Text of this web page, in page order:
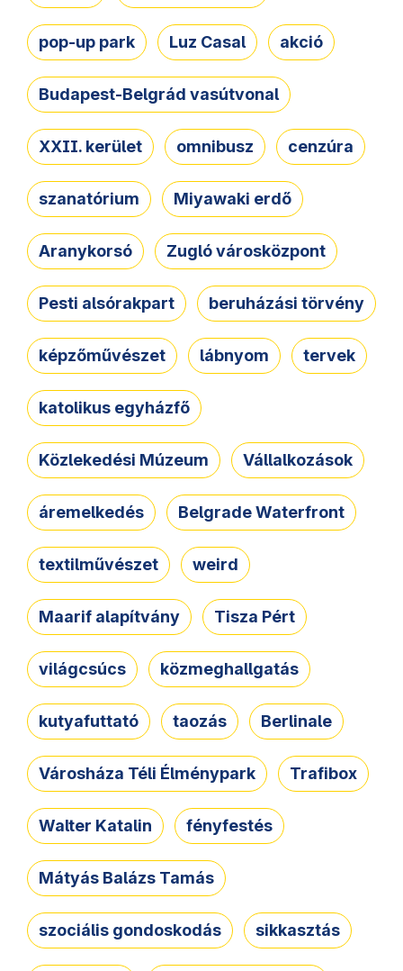
pop-up park Luz Casal akció
Budapest-Belgrád vasútvonal
XXII. kerület omnibusz cenzúra
szanatórium Miyawaki erdő
Aranykorsó Zugló városközpont
Pesti alsórakpart beruházási törvény
képzőművészet lábnyom tervek
katolikus egyházfő
Közlekedési Múzeum Vállalkozások
áremelkedés Belgrade Waterfront
textilművészet weird
Maarif alapítvány Tisza Pért
világcsúcs közmeghallgatás
kutyafuttató taozás Berlinale
Városháza Téli Élménypark Trafibox
Walter Katalin fényfestés
Mátyás Balázs Tamás
szociális gondoskodás sikkasztás